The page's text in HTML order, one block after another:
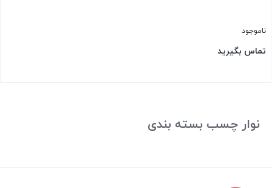
ناموجود
تماس بگیرید
نوار چسب بسته بندی